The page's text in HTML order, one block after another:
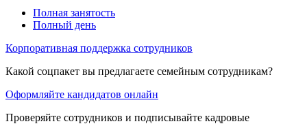
Полная занятость
Полный день
Корпоративная поддержка сотрудников
Какой соцпакет вы предлагаете семейным сотрудникам?
Оформляйте кандидатов онлайн
Проверяйте сотрудников и подписывайте кадровые